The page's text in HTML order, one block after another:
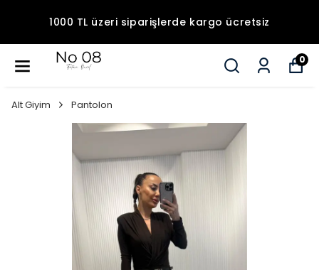
1000 TL üzeri siparişlerde kargo ücretsiz
0
Alt Giyim Pantolon